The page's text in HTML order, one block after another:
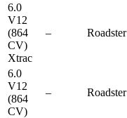
6.0
V12
(864
CV)
Xtrac
– Roadster
6.0
V12
(864
CV)
– Roadster